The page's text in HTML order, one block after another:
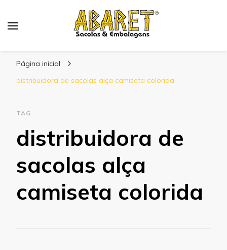
Página inicial
distribuidora de sacolas alça camiseta colorida
TAG
distribuidora de
sacolas alça
camiseta colorida